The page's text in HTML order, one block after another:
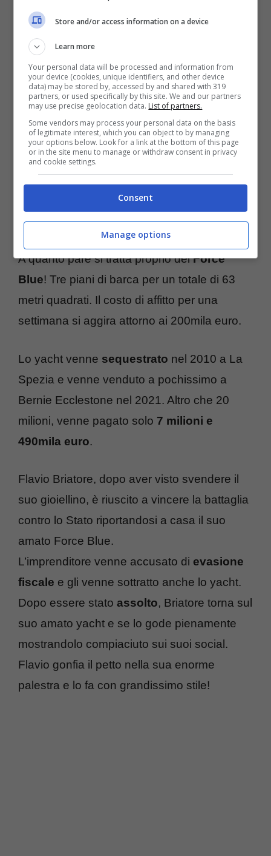
Flavio Briatore yacht – (Fonte IG: @briatoreflavio) –
Briatore si tiene in forma in palestra per poi
andare a fare un tuffo nelle acque limpide e
cristalline della
Costa Smeralda , mentre
Elisabetta Gregoraci ufficializza la storia
d’amore con il giovane imprenditore.
continua ad andare alla grande, ma anche il
suo yacht non scherza.
A quanto pare si tratta proprio delForce
Blue! Tre piani di barca per un totale di 63
metri quadrati. Il costo di affitto per una
settimana si aggira attorno ai 200mila euro.
Lo yacht venne sequestrato nel 2010 a La
Spezia e venne venduto a pochissimo a
Bernie Ecclestone nel 2021. Altro che 20
milioni, venne pagato solo 7 milioni e
490mila euro.
Flavio Briatore, dopo aver visto svendere il
suo gioiellino, è riuscito a vincere la battaglia
contro lo Stato riportandosi a casa il suo
amato Force Blue.
L’imprenditore venne accusato di evasione
fiscale e gli venne sottratto anche lo yacht.
Dopo essere stato assolto, Briatore torna sul
suo amato yacht e se lo gode pienamente
mostrandolo compiaciuto sui suoi social.
Flavio gonfia il petto nella sua enorme
palestra e lo fa con grandissimo stile!
Store and/or access information on a device
Learn more
Your personal data will be processed and information from
your device (cookies, unique identifiers, and other device
data) may be stored by, accessed by and shared with 319
partners, or used specifically by this site. We and our partners
may use precise geolocation data. List of partners.
Some vendors may process your personal data on the basis
of legitimate interest, which you can object to by managing
your options below. Look for a link at the bottom of this page
or in the site menu to manage or withdraw consent in privacy
and cookie settings.
Consent
Manage options